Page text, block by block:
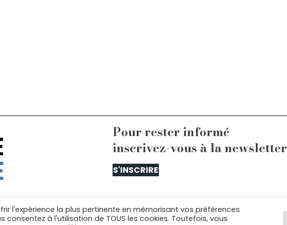
Pour rester informé
inscrivez-vous à la newsletter
S'INSCRIRE
contacter : equipe@lelaboratoiredelarepublique.fr
l'expérience la plus pertinente en mémorisant vos préférences
à l'utilisation de TOUS les cookies. Toutefois, vous